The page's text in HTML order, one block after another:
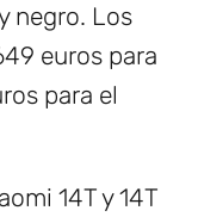
negro. Los
euros para
para el
14T y 14T